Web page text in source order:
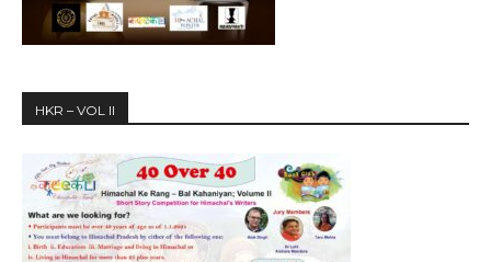
HKR – VOL II